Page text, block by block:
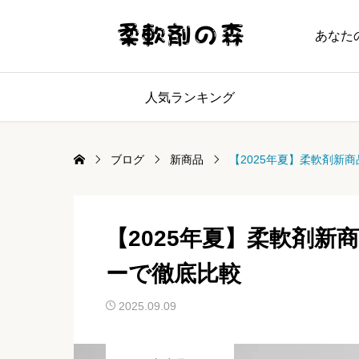
あなた
人気ランキング
ブログ 新商品 【2025年夏】柔軟剤新
【2025年夏】柔軟剤新
ーで徹底比較
2025.09.09